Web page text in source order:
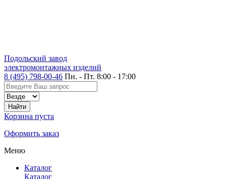
Подольский завод
электромонтажных изделий
8 (495) 798-00-46 Пн. - Пт. 8:00 - 17:00
Корзина пуста
Оформить заказ
Меню
Каталог
Каталог